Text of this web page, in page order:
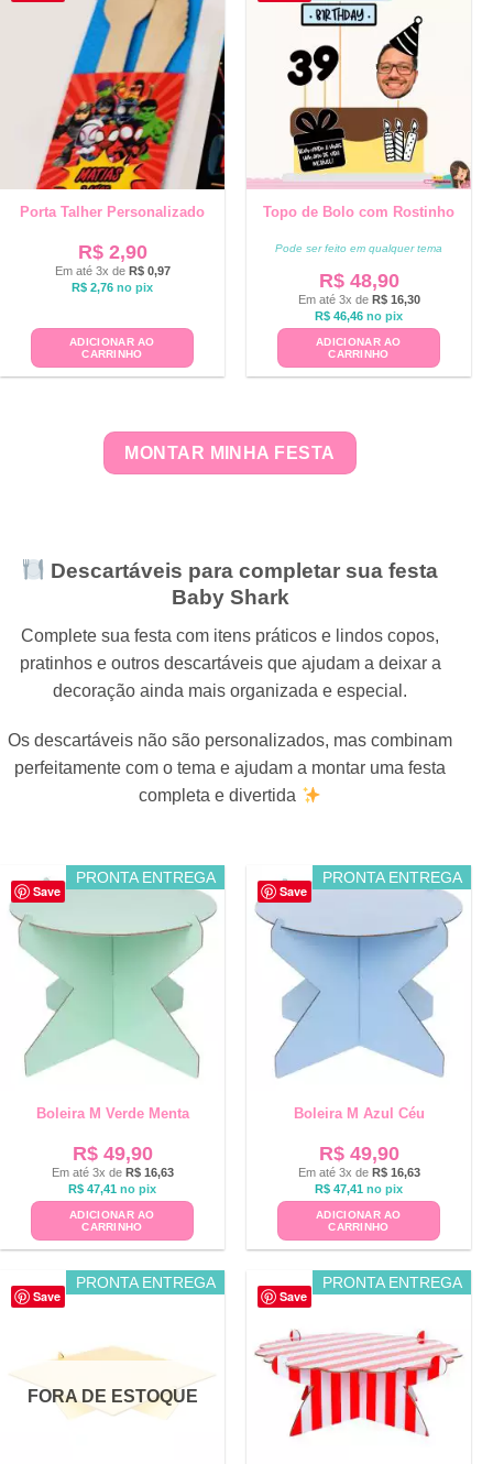
Porta Talher Personalizado
R$2,90
Em até 3x de R$0,97
R$ 2,76 no pix
ADICIONAR AO
CARRINHO
Topo de Bolo com Rostinho
Pode ser feito em qualquer tema
R$48,90
Em até 3x de R$16,30
R$ 46,46 no pix
ADICIONAR AO
CARRINHO
MONTAR MINHA FESTA
Descartáveis para completar sua festa
Baby Shark
Complete sua festa com itens práticos e lindos copos,
pratinhos e outros descartáveis que ajudam a deixar a
decoração ainda mais organizada e especial.
Os descartáveis não são personalizados, mas combinam
perfeitamente com o tema e ajudam a montar uma festa
completa e divertida
Save
PRONTA ENTREGA
Boleira M Verde Menta
R$49,90
Em até 3x de R$16,63
R$ 47,41 no pix
ADICIONAR AO
CARRINHO
Save
PRONTA ENTREGA
Boleira M Azul Céu
R$49,90
Em até 3x de R$16,63
R$ 47,41 no pix
ADICIONAR AO
CARRINHO
Save
PRONTA ENTREGA
FORA DE ESTOQUE
Save
PRONTA ENTREGA